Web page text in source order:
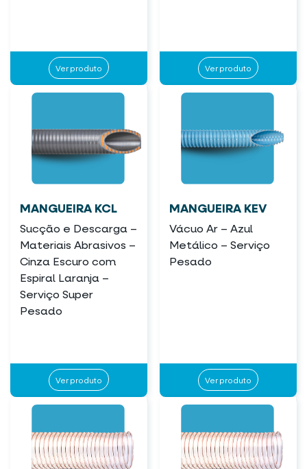
Ver produto Ver produto
MANGUEIRA KCL
Sucção e Descarga –
Materiais Abrasivos –
Cinza Escuro com
Espiral Laranja –
Serviço Super
Pesado
Ver produto
MANGUEIRA KEV
Vácuo Ar – Azul
Metálico – Serviço
Pesado
Ver produto